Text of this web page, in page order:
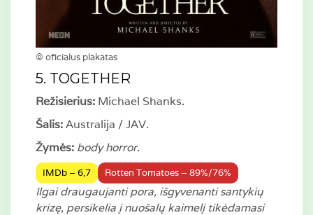
© oficialus plakatas
5. TOGETHER
Režisierius:Michael Shanks.
Šalis:Australija / JAV.
Žymės: body horror.
IMDb – 6,7 Rotten Tomatoes – 89%/76%
Ilgai draugaujanti pora, išgyvenanti santykių
krizę, persikelia į nuošalų kaimelį tikėdamasi